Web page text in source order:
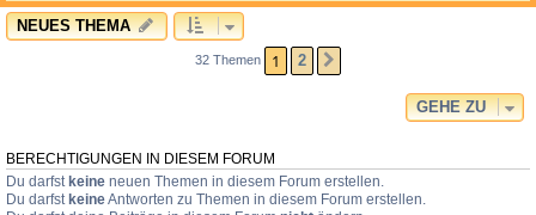
NEUES THEMA
32 Themen 1 2
GEHE ZU
BERECHTIGUNGEN IN DIESEM FORUM
Du darfst keine neuen Themen in diesem Forum erstellen.
Du darfst keineAntworten zu Themen in diesem Forum erstellen.